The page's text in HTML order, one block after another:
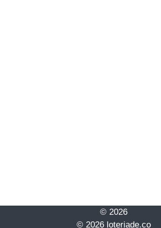
© 2026
© 2026 loteriade.co